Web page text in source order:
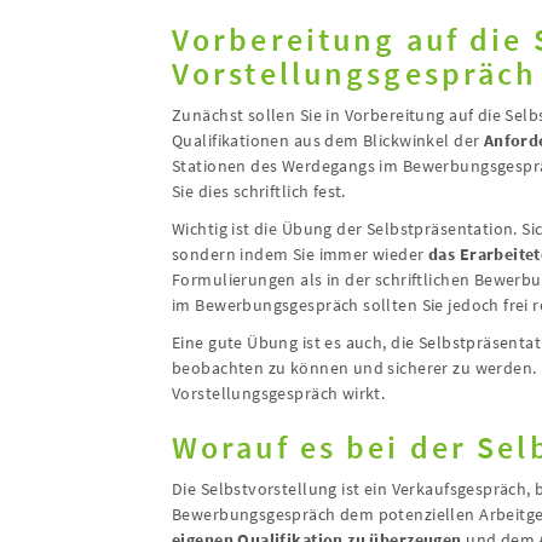
Vorbereitung auf die
Vorstellungsgespräch
Zunächst sollen Sie in Vorbereitung auf die
Qualifikationen aus dem Blickwinkel der
Stationen des Werdegangs im
Sie dies schriftlich fest.
Wichtig ist die Übung der Selbstpräsentation.
sondern indem Sie immer wiederdas
Formulierungen als in der schriftlichen
im Bewerbungsgespräch sollten Sie jedoch
Eine gute Übung ist es auch, die
beobachten zu können und sicherer zu
Vorstellungsgespräch wirkt.
Worauf es bei der
Die Selbstvorstellung ist ein Verkaufsgespräch,
Bewerbungsgespräch dem potenziellen